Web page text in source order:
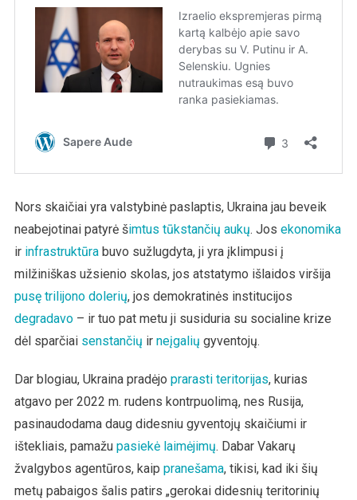
Nors skaičiai yra valstybinė paslaptis, Ukraina jau beveik
neabejotinai patyrė šimtus tūkstančių aukų. Jos ekonomika
ir infrastruktūrabuvo sužlugdyta, ji yra įklimpusi į
milžiniškas užsienio skolas, jos atstatymo išlaidos viršija
pusę trilijono dolerių, jos demokratinės institucijos
degradavo– ir tuo pat metu ji susiduria su socialine krize
dėl sparčiai senstančių ir neįgalių gyventojų.
Dar blogiau, Ukraina pradėjo prarasti teritorijas, kurias
atgavo per 2022 m. rudens kontrpuolimą, nes Rusija,
pasinaudodama daug didesniu gyventojų skaičiumi ir
ištekliais, pamažu pasiekė laimėjimų. Dabar Vakarų
žvalgybos agentūros, kaip pranešama, tikisi, kad iki šių
metų pabaigos šalis patirs „gerokai didesnių teritorinių